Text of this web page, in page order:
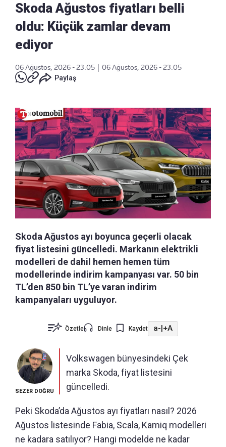
Skoda Ağustos fiyatları belli
oldu: Küçük zamlar devam
ediyor
06 Ağustos, 2026 - 23:05
06 Ağustos, 2026 - 23:05
Paylaş
Skoda Ağustos ayı boyunca geçerli olacak
fiyat listesini güncelledi. Markanın elektrikli
modelleri de dahil hemen hemen tüm
modellerinde indirim kampanyası var. 50 bin
TL’den 850 bin TL’ye varan indirim
kampanyaları uyguluyor.
Özetle Dinle Kaydet a-|+A
SEZER DOĞRU
Volkswagen bünyesindeki Çek
marka Skoda, fiyat listesini
güncelledi.
Peki Skoda’da Ağustos ayı fiyatları nasıl? 2026
Ağustos listesinde Fabia, Scala, Kamiq modelleri
ne kadara satılıyor? Hangi modelde ne kadar